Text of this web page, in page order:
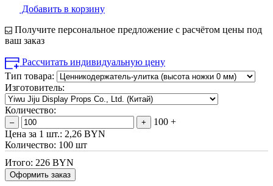
Добавить в корзину
Получите персональное предложение с расчётом цены под
ваш заказ
Рассчитать индивидуальную цену
Тип товара:
Изготовитель:
Количество:
– +
100 +
Цена за 1 шт.: 2,26 BYN
Количество: 100 шт
Итого: 226 BYN
Оформить заказ